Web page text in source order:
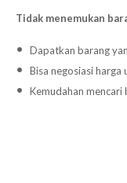
Tidak menemukan
Dapatkan barang
Bisa negosiasi harga
Kemudahan mencari